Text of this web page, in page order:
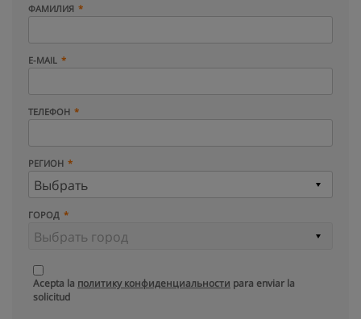
ФАМИЛИЯ
E-MAIL
ТЕЛЕФОН
РЕГИОН
ГОРОД
Acepta la политику конфиденциальности para enviar la
solicitud